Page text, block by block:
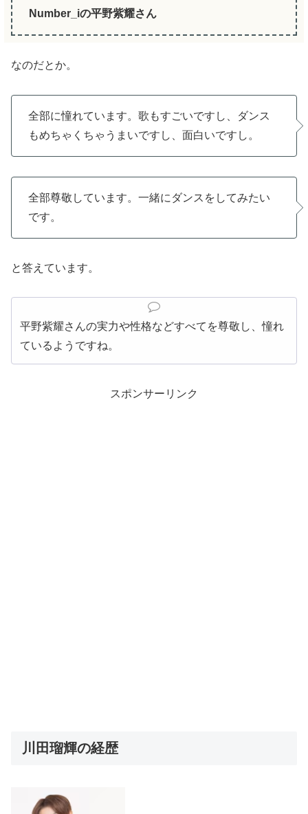
Number_iの平野紫耀さん
なのだとか。
全部に憧れています。歌もすごいですし、ダンス
もめちゃくちゃうまいですし、面白いですし。
全部尊敬しています。一緒にダンスをしてみたい
です。
と答えています。
平野紫耀さんの実力や性格などすべてを尊敬し、憧れ
ているようですね。
スポンサーリンク
川田瑠輝の経歴